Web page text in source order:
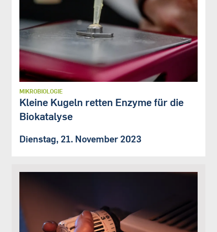
MIKROBIOLOGIE
Kleine Kugeln retten Enzyme für die
Biokatalyse
Dienstag, 21. November 2023